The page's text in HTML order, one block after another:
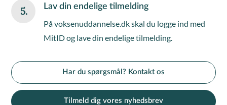
5. Lav din endelige tilmelding
På voksenuddannelse.dk skal du logge ind med
MitID og lave din endelige tilmelding.
Har du spørgsmål? Kontakt os
Tilmeld dig vores nyhedsbrev